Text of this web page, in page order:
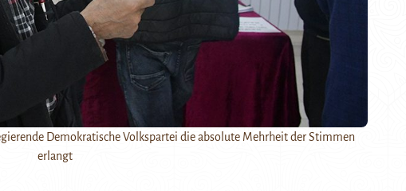
Demokratische Volkspartei die absolute Mehrheit der Stimmen
erlangt